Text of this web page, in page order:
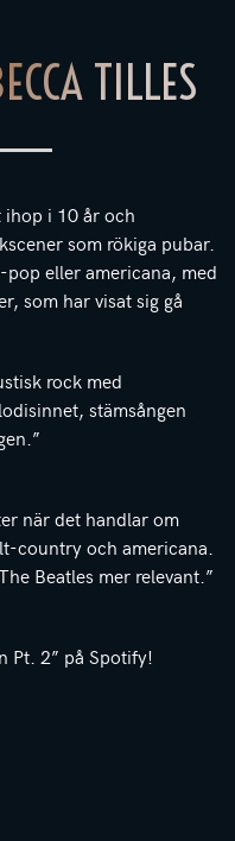
TILLES
ihop i 10 år och
som rökiga pubar.
eller americana, med
som har visat sig gå
rock med
stämsången
när det handlar om
country och americana.
Beatles mer relevant.”
Pt. 2” på Spotify!